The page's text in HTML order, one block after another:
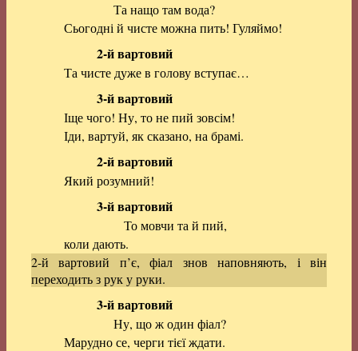
Та нащо там вода?
Сьогодні й чисте можна пить! Гуляймо!
2-й вартовий
Та чисте дуже в голову вступає…
3-й вартовий
Іще чого! Ну, то не пий зовсім!
Іди, вартуй, як сказано, на брамі.
2-й вартовий
Який розумний!
3-й вартовий
То мовчи та й пий,
коли дають.
2-й вартовий п’є, фіал знов наповняють, і він
переходить з рук у руки.
3-й вартовий
Ну, що ж один фіал?
Марудно се, черги тієї ждати.